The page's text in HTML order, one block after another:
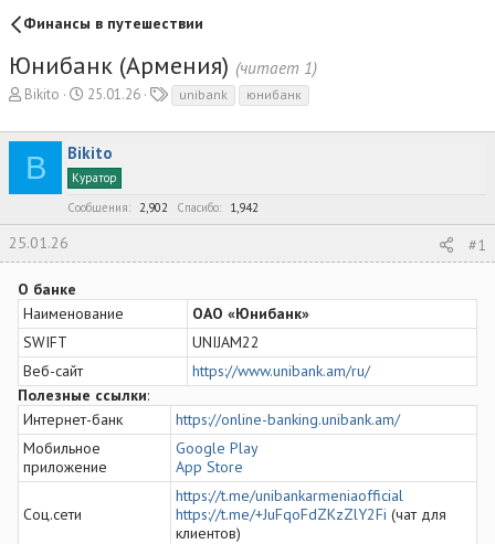
Финансы в путешествии
Юнибанк (Армения) (читает 1)
А
т
о
т
ы
Bikito
Д
т
а
н
а
ч
25.01.26
г
unibank юнибанк
B Bikito
Куратор
Сообщения
2,902 Спасибо 1,942
25.01.26 #1
О банке
Наименование
ОАО «Юнибанк»
SWIFT
UNIJAM22
Веб-сайт
https://www.unibank.am/ru/
Полезные ссылки:
Интернет-банк
https://online-banking.unibank.am/
Мобильное
приложение
Google Play
App Store
Соц.сети
https://t.me/unibankarmeniaofficial
https://t.me/+JuFqoFdZKzZlY2Fi (чат для
клиентов)